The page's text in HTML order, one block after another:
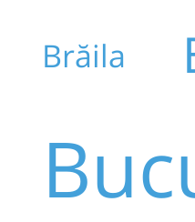
Brăila